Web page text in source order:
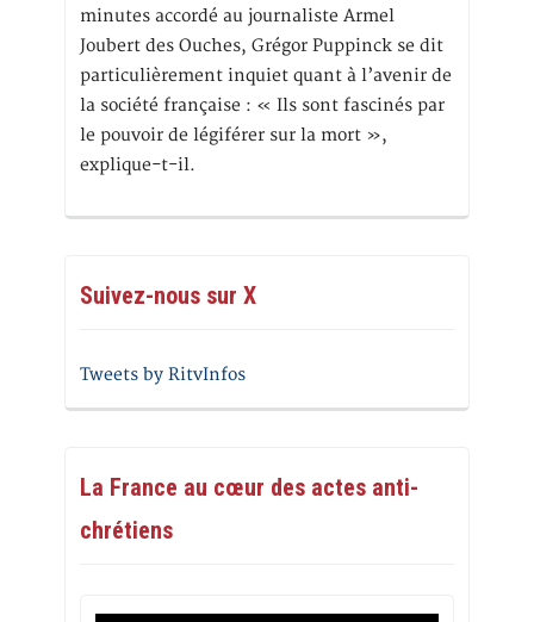
minutes accordé au journaliste Armel
Joubert des Ouches, Grégor Puppinck se dit
particulièrement inquiet quant à l’avenir de
la société française : « Ils sont fascinés par
le pouvoir de légiférer sur la mort »,
explique-t-il.
Suivez-nous sur X
Tweets by RitvInfos
La France au cœur des actes anti-
chrétiens